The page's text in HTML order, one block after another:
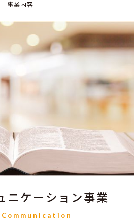
事業内容
ニケーション事業